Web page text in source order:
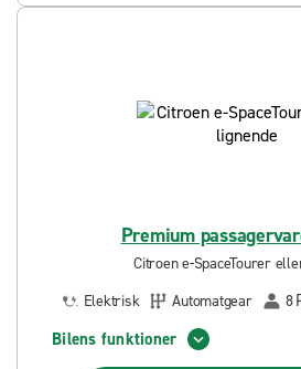
Premium
Citroen e-SpaceTourer
Elektrisk
Automatgear 8
Bilens funktioner